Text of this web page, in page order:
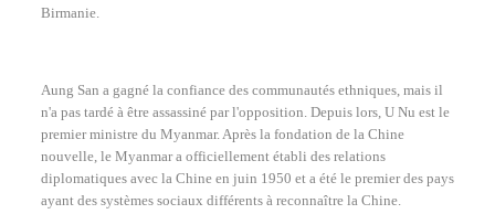
Birmanie.
Aung San a gagné la confiance des communautés ethniques, mais il
n'a pas tardé à être assassiné par l'opposition. Depuis lors, U Nu est le
premier ministre du Myanmar. Après la fondation de la Chine
nouvelle, le Myanmar a officiellement établi des relations
diplomatiques avec la Chine en juin 1950 et a été le premier des pays
ayant des systèmes sociaux différents à reconnaître la Chine.